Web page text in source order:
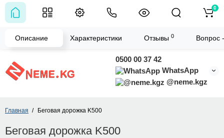
0500 00 37 42
WhatsApp
@neme.kgz
0
Главная Беговая дорожка K500
Беговая дорожка K500
Описание Характеристики Отзывы 0 Вопрос